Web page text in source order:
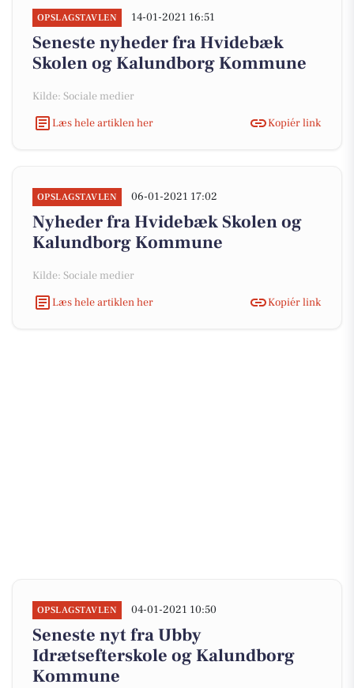
OPSLAGSTAVLEN 14-01-2021 16:51
Seneste nyheder fra Hvidebæk
Skolen og Kalundborg Kommune
Kilde: Sociale medier
Læs hele artiklen her
Kopiér link
OPSLAGSTAVLEN 06-01-2021 17:02
Nyheder fra Hvidebæk Skolen og
Kalundborg Kommune
Kilde: Sociale medier
Læs hele artiklen her
Kopiér link
OPSLAGSTAVLEN 04-01-2021 10:50
Seneste nyt fra Ubby
Idrætsefterskole og Kalundborg
Kommune